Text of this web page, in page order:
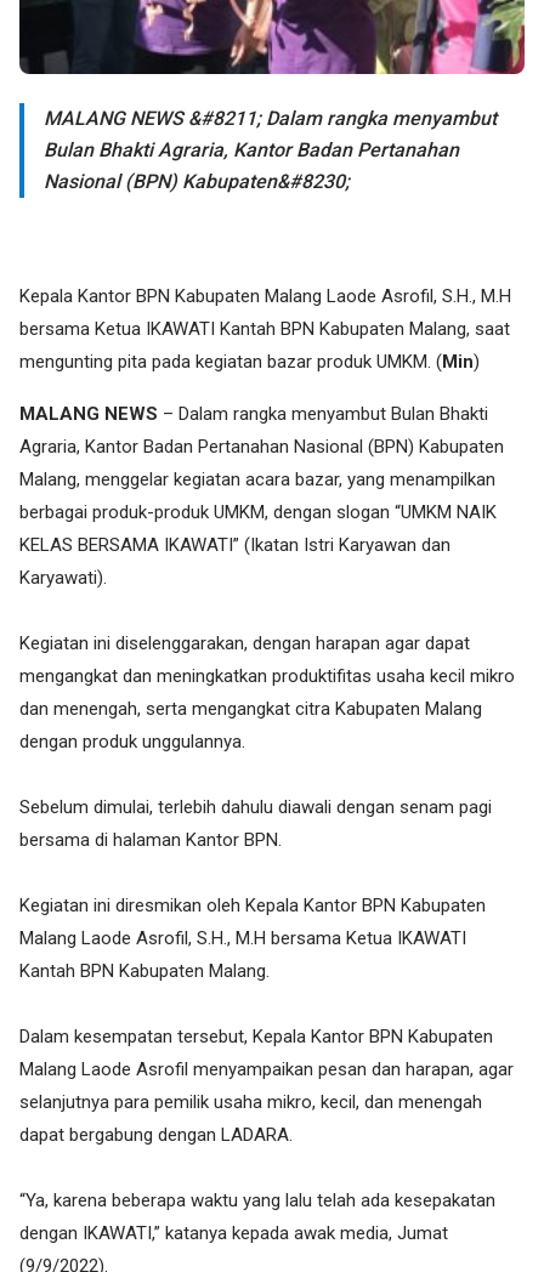
MALANG NEWS &#8211; Dalam rangka menyambut
Bulan Bhakti Agraria, Kantor Badan Pertanahan
Nasional (BPN) Kabupaten&#8230;
Kepala Kantor BPN Kabupaten Malang Laode Asrofil, S.H., M.H
bersama Ketua IKAWATI Kantah BPN Kabupaten Malang, saat
mengunting pita pada kegiatan bazar produk UMKM. (Min)
MALANG NEWS – Dalam rangka menyambut Bulan Bhakti
Agraria, Kantor Badan Pertanahan Nasional (BPN) Kabupaten
Malang, menggelar kegiatan acara bazar, yang menampilkan
berbagai produk-produk UMKM, dengan slogan “UMKM NAIK
KELAS BERSAMA IKAWATI” (Ikatan Istri Karyawan dan
Karyawati).
Kegiatan ini diselenggarakan, dengan harapan agar dapat
mengangkat dan meningkatkan produktifitas usaha kecil mikro
dan menengah, serta mengangkat citra Kabupaten Malang
dengan produk unggulannya.
Sebelum dimulai, terlebih dahulu diawali dengan senam pagi
bersama di halaman Kantor BPN.
Kegiatan ini diresmikan oleh Kepala Kantor BPN Kabupaten
Malang Laode Asrofil, S.H., M.H bersama Ketua IKAWATI
Kantah BPN Kabupaten Malang.
Dalam kesempatan tersebut, Kepala Kantor BPN Kabupaten
Malang Laode Asrofil menyampaikan pesan dan harapan, agar
selanjutnya para pemilik usaha mikro, kecil, dan menengah
dapat bergabung dengan LADARA.
“Ya, karena beberapa waktu yang lalu telah ada kesepakatan
dengan IKAWATI,” katanya kepada awak media, Jumat
(9/9/2022).